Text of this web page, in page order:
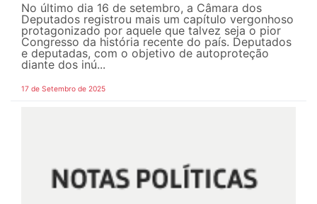
No último dia 16 de setembro, a Câmara dos
Deputados registrou mais um capítulo vergonhoso
protagonizado por aquele que talvez seja o pior
Congresso da história recente do país. Deputados
e deputadas, com o objetivo de autoproteção
diante dos inú...
17 de Setembro de 2025